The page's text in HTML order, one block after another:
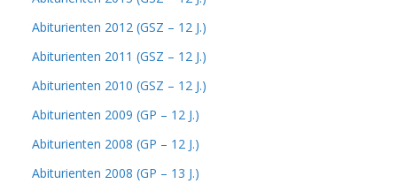
Abiturienten 2012 (GSZ – 12 J.)
Abiturienten 2011 (GSZ – 12 J.)
Abiturienten 2010 (GSZ – 12 J.)
Abiturienten 2009 (GP – 12 J.)
Abiturienten 2008 (GP – 12 J.)
Abiturienten 2008 (GP – 13 J.)